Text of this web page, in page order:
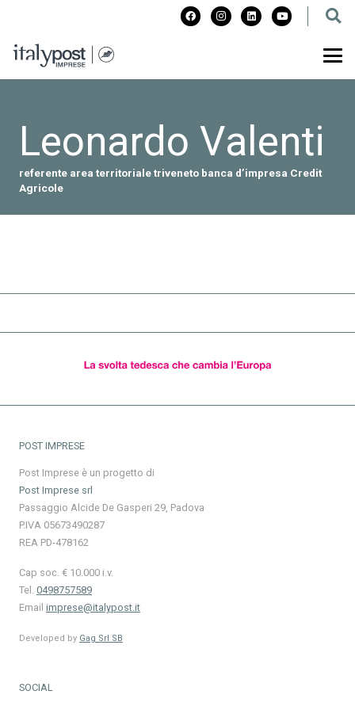
Leonardo Valenti
referente area territoriale triveneto banca d’impresa Credit
Agricole
POST IMPRESE
Post Imprese è un progetto di
Post Imprese srl
Passaggio Alcide De Gasperi 29, Padova
P.IVA 05673490287
REA PD-478162
Cap soc. € 10.000 i.v.
Tel. 0498757589
Email imprese@italypost.it
Developed by Gag Srl SB
SOCIAL